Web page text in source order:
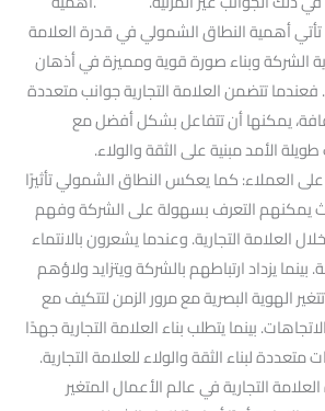
تأتي أهمية النطاق الشمولي في قدرة العلامة
الشركة وبناء صورة قوية ومميزة في أذهان
تتضمن العلامة التجارية جوانب متعددة
يمكنها أن تتفاعل بشكل أفضل مع
الأمد مبنية على الثقة والولاء.
على العملاء: كما يعكس النطاق الشمولي تأثيرًا
يمكنهم التعرف بسهولة على الشركة وفهم
العلامة التجارية. وعندما يشعرون بالانتماء
يزداد ارتباطهم بالشركة ويتزايد ولاؤهم
الهوية البصرية مع مرور الزمن لتتكيف مع
بينما يتطلب بناء العلامة التجارية جهدًا
متعددة لبناء الثقة والولاء للعلامة التجارية.
التجارية في عالم الأعمال المتغير